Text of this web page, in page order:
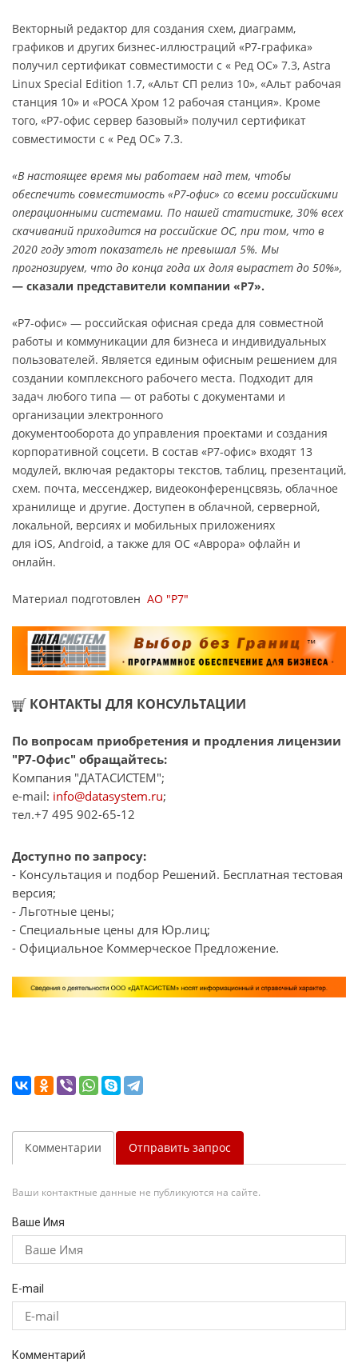
Векторный редактор для создания схем, диаграмм,
графиков и других бизнес-иллюстраций «Р7-графика»
получил сертификат совместимости с « Ред ОС» 7.3, Astra
Linux Special Edition 1.7, «Альт СП релиз 10», «Альт рабочая
станция 10» и «РОСА Хром 12 рабочая станция». Кроме
того, «Р7-офис сервер базовый» получил сертификат
совместимости с « Ред ОС» 7.3.
«В настоящее время мы работаем над тем, чтобы
обеспечить совместимость «Р7-офис» со всеми российскими
операционными системами. По нашей статистике, 30% всех
скачиваний приходится на российские ОС, при том, что в
2020 году этот показатель не превышал 5%. Мы
прогнозируем, что до конца года их доля вырастет до 50%»,
— сказали представители компании «Р7».
«Р7-офис» — российская офисная среда для совместной
работы и коммуникации для бизнеса и индивидуальных
пользователей. Является единым офисным решением для
создании комплексного рабочего места. Подходит для
задач любого типа — от работы с документами и
организации электронного
документооборота до управления проектами и создания
корпоративной соцсети. В состав «Р7-офис» входят 13
модулей, включая редакторы текстов, таблиц, презентаций,
схем. почта, мессенджер, видеоконференцсвязь, облачное
хранилище и другие. Доступен в облачной, серверной,
локальной, версиях и мобильных приложениях
для iOS, Android, а также для ОС «Аврора» офлайн и
онлайн.
Материал подготовлен АО "Р7"
КОНТАКТЫ ДЛЯ КОНСУЛЬТАЦИИ
По вопросам приобретения и продления лицензии
"Р7-Офис" обращайтесь:
Компания "ДАТАСИСТЕМ";
e-mail: info@datasystem.ru;
тел.+7 495 902-65-12
Доступно по запросу:
- Консультация и подбор Решений. Бесплатная тестовая
версия;
- Льготные цены;
- Специальные цены для Юр.лиц;
- Официальное Коммерческое Предложение.
Комментарии Отправить запрос
Ваши контактные данные не публикуются на сайте.
Ваше Имя
E-mail
Комментарий